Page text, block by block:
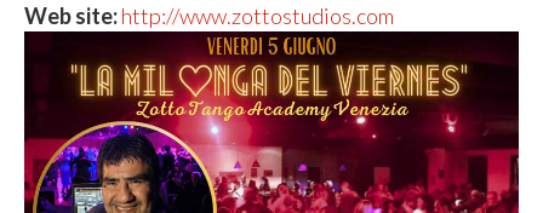
Web site:http://www.zottostudios.com